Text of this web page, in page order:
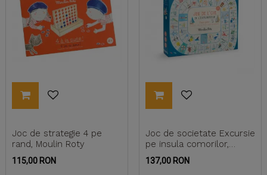
Joc de strategie 4 pe
rand, Moulin Roty
Pret
115,00 RON
Joc de societate Excursie
pe insula comorilor,
Moulin Roty
Pret
137,00 RON